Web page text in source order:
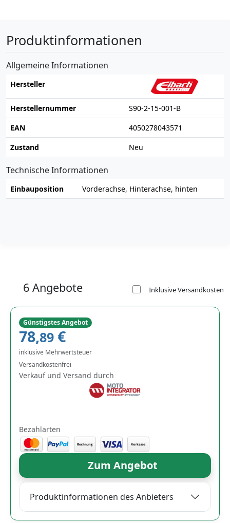
Produktinformationen
Allgemeine Informationen
Hersteller
Herstellernummer
S90-2-15-001-B
EAN
4050278043571
Zustand
Neu
Technische Informationen
Einbauposition Vorderachse, Hinterachse, hinten
6 Angebote Inklusive Versandkosten
Günstigstes Angebot
78,89 €
inklusive Mehrwertsteuer
Versandkostenfrei
Verkauf und Versand durch
Bezahlarten
Zum Angebot
Produktinformationen des Anbieters